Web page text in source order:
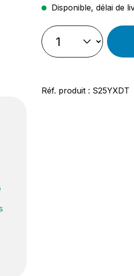
Disponible, délai de
Réf. produit : S25YXDT